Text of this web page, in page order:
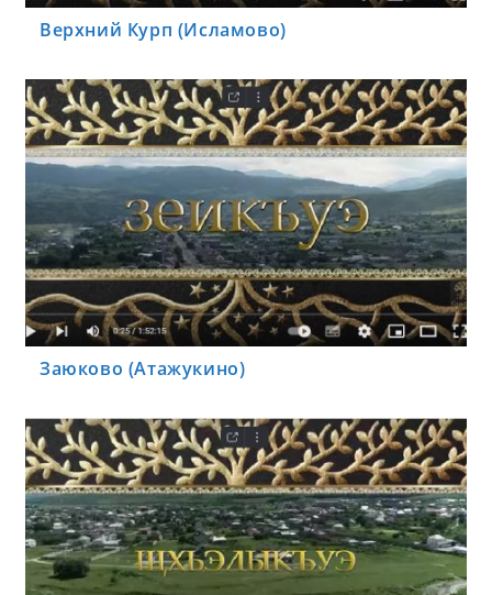
Верхний Курп (Исламово)
Заюково (Атажукино)